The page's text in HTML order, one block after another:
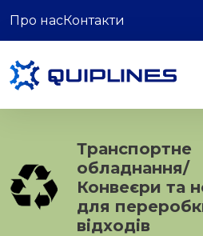
Про насКонтакти
Транспортне
обладнання/
Конвеєри та
для
відходів